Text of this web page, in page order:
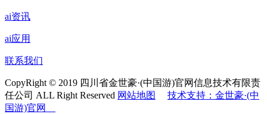
ai资讯
ai应用
联系我们
CopyRight © 2019 四川省金世豪·(中国游)官网信息技术有限责
任公司 ALL Right Reserved 网站地图
技术支持：金世豪·(中
国游)官网